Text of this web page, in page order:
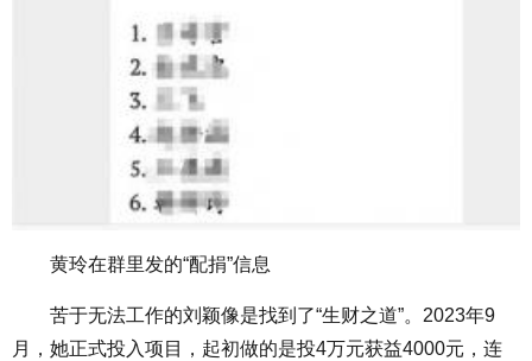
黄玲在群里发的“配捐”信息
苦于无法工作的刘颖像是找到了“生财之道”。2023年9
月，她正式投入项目，起初做的是投4万元获益4000元，连